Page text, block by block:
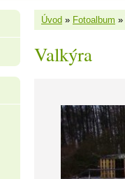
Úvod » Fotoalbum »
Valkýra